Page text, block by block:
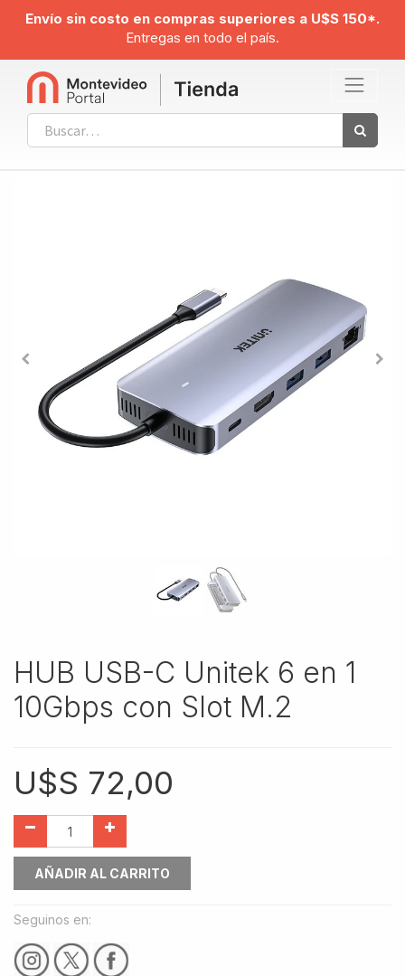
Envío sin costo en compras superiores a U$S 150*.
Entregas en todo el país.
HUB USB-C Unitek 6 en 1
10Gbps con Slot M.2
U$S 72,00
AÑADIR AL CARRITO
Seguinos en: